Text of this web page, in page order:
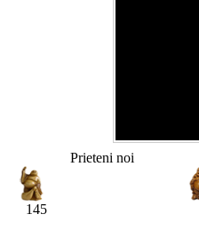
Prieteni noi
145